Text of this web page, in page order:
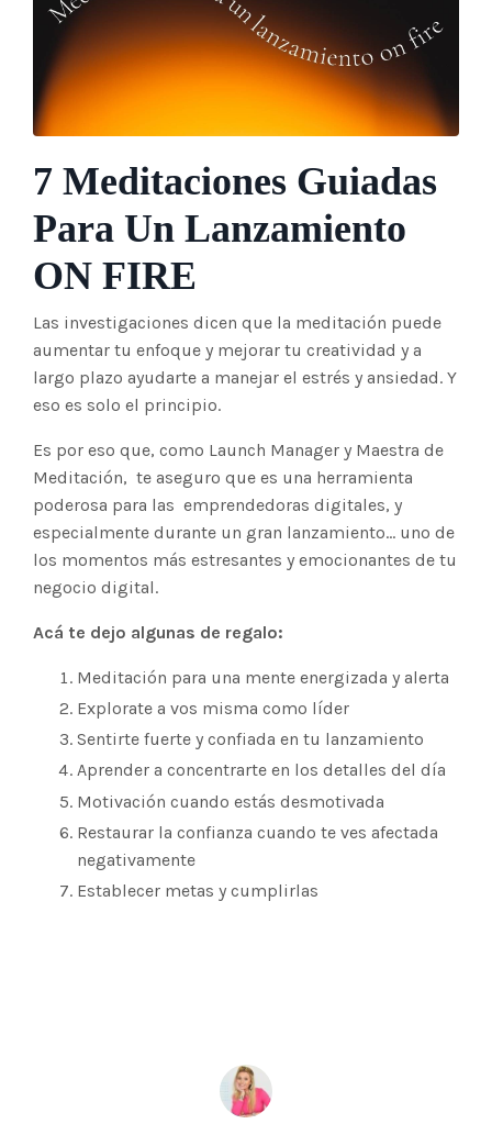
7 Meditaciones Guiadas
Para Un Lanzamiento
ON FIRE
Las investigaciones dicen que la meditación puede
aumentar tu enfoque y mejorar tu creatividad y a
largo plazo ayudarte a manejar el estrés y ansiedad. Y
eso es solo el principio.
Es por eso que, como Launch Manager y Maestra de
Meditación, te aseguro que es una herramienta
poderosa para las emprendedoras digitales, y
especialmente durante un gran lanzamiento... uno de
los momentos más estresantes y emocionantes de tu
negocio digital.
Acá te dejo algunas de regalo:
Meditación para una mente energizada y alerta
Explorate a vos misma como líder
Sentirte fuerte y confiada en tu lanzamiento
Aprender a concentrarte en los detalles del día
Motivación cuando estás desmotivada
Restaurar la confianza cuando te ves afectada
negativamente
Establecer metas y cumplirlas